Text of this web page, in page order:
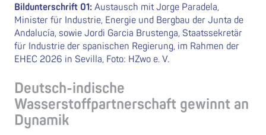
Bildunterschrift 01: Austausch mit Jorge Paradela,
Minister für Industrie, Energie und Bergbau der Junta de
Andalucía, sowie Jordi Garcia Brustenga, Staatssekretär
für Industrie der spanischen Regierung, im Rahmen der
EHEC 2026 in Sevilla, Foto: HZwo e. V.
Deutsch-indische
Wasserstoffpartnerschaft gewinnt an
Dynamik